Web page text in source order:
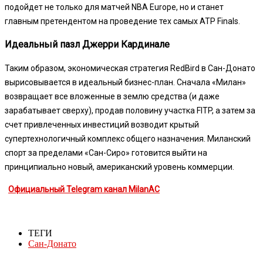
подойдет не только для матчей NBA Europe, но и станет
главным претендентом на проведение тех самых ATP Finals.
Идеальный пазл Джерри Кардинале
Таким образом, экономическая стратегия RedBird в Сан-Донато
вырисовывается в идеальный бизнес-план. Сначала «Милан»
возвращает все вложенные в землю средства (и даже
зарабатывает сверху), продав половину участка FITP, а затем за
счет привлеченных инвестиций возводит крытый
супертехнологичный комплекс общего назначения. Миланский
спорт за пределами «Сан-Сиро» готовится выйти на
принципиально новый, американский уровень коммерции.
Официальный Telegram канал MilanAC
ТЕГИ
Сан-Донато